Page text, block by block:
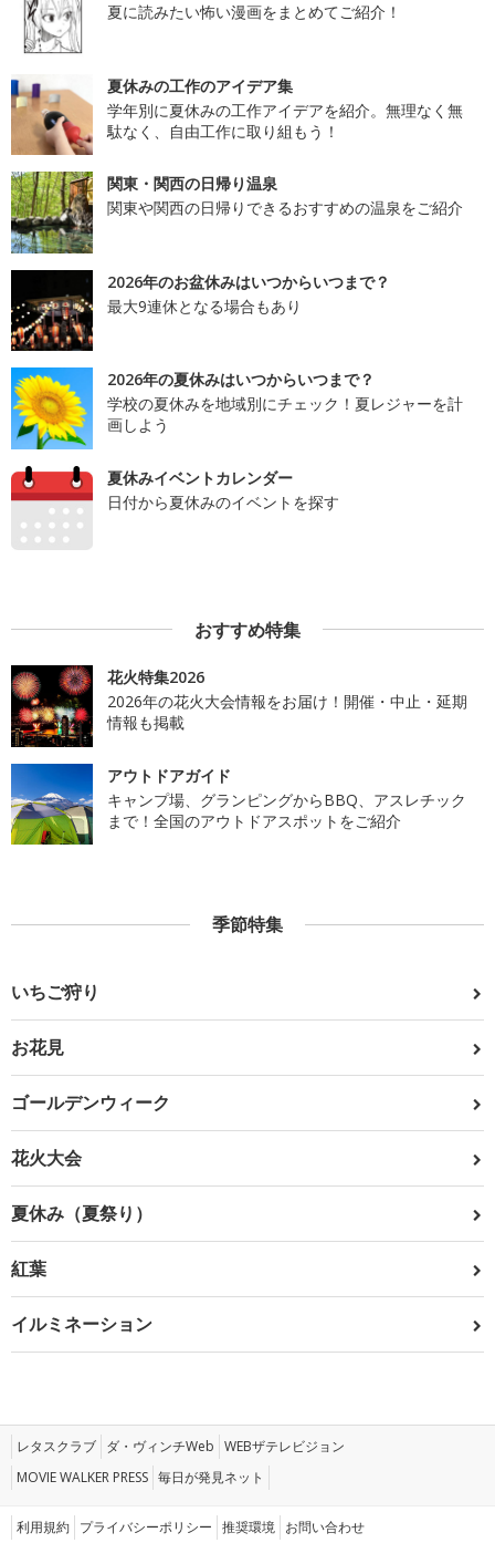
夏に読みたい怖い漫画をまとめてご紹介！
夏休みの工作のアイデア集
学年別に夏休みの工作アイデアを紹介。無理なく無
駄なく、自由工作に取り組もう！
関東・関西の日帰り温泉
関東や関西の日帰りできるおすすめの温泉をご紹介
2026年のお盆休みはいつからいつまで？
最大9連休となる場合もあり
2026年の夏休みはいつからいつまで？
学校の夏休みを地域別にチェック！夏レジャーを計
画しよう
夏休みイベントカレンダー
日付から夏休みのイベントを探す
おすすめ特集
花火特集2026
2026年の花火大会情報をお届け！開催・中止・延期
情報も掲載
アウトドアガイド
キャンプ場、グランピングからBBQ、アスレチック
まで！全国のアウトドアスポットをご紹介
季節特集
いちご狩り
お花見
ゴールデンウィーク
花火大会
夏休み（夏祭り）
紅葉
イルミネーション
レタスクラブ ダ・ヴィンチWeb WEBザテレビジョン
MOVIE WALKER PRESS 毎日が発見ネット
利用規約 プライバシーポリシー 推奨環境 お問い合わせ